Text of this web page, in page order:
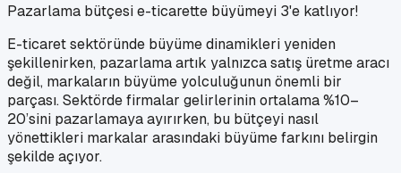
Pazarlama bütçesi e-ticarette büyümeyi 3'e katlıyor!
E-ticaret sektöründe büyüme dinamikleri yeniden
şekillenirken, pazarlama artık yalnızca satış üretme aracı
değil, markaların büyüme yolculuğunun önemli bir
parçası. Sektörde firmalar gelirlerinin ortalama %10–
20’sini pazarlamaya ayırırken, bu bütçeyi nasıl
yönettikleri markalar arasındaki büyüme farkını belirgin
şekilde açıyor.